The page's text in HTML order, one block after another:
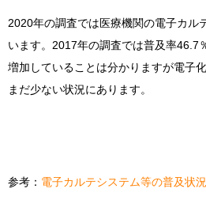
2020年の調査では医療機関の電子カル
います。2017年の調査では普及率46.7
増加していることは分かりますが電子
まだ少ない状況にあります。
参考： 電子カルテシステム等の普及状